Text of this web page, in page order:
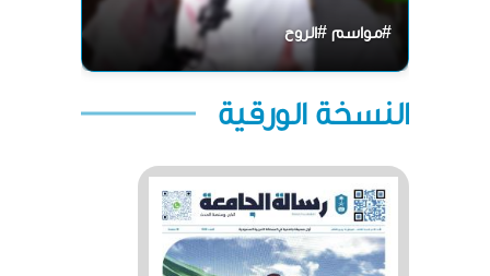
#مواسم #الروح
النسخة الورقية